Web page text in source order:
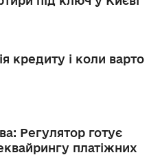
кредиту і коли варто
Регулятор готує
платіжних